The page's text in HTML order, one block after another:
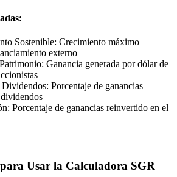
Sostenible: Crecimiento máximo
externo
Ganancia generada por dólar de
Porcentaje de ganancias
Porcentaje de ganancias reinvertido en el
Usar la Calculadora SGR